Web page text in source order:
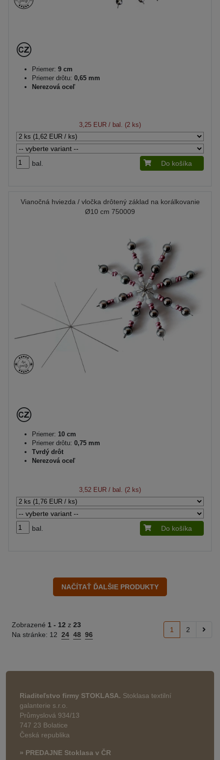
Priemer: 9 cm
Priemer drôtu: 0,65 mm
Nerezová oceľ
3,25 EUR / bal. (2 ks)
bal. Do košíka
Vianočná hviezda / vločka drôtený základ na korálkovanie
Ø10 cm 750009
Priemer: 10 cm
Priemer drôtu: 0,75 mm
Tvrdý drôt
Nerezová oceľ
3,52 EUR / bal. (2 ks)
bal. Do košíka
Zobrazené 1 - 12 z 23
Na stránke: 12 24 48 96
1 2
Riaditeľstvo firmy STOKLASA. Stoklasa textilní
galanterie s.r.o.
Průmyslová 934/13
747 23 Bolatice
Česká republika
» PREDAJNE Stoklasa v ČR